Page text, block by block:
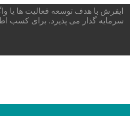
ایفرش با هدف توسعه فعالیت ها یا
سرمایه گذار می پذیرد. برای کسب